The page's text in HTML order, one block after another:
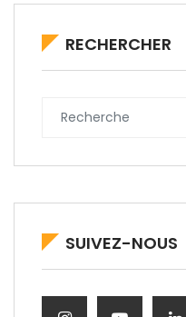
RECHERCHER
SUIVEZ-NOUS